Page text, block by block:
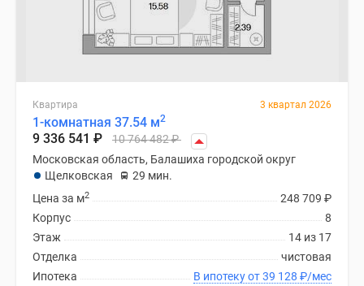
Квартира 3 квартал 2026
1-комнатная 37.54 м2
9 336 541 ₽ 10 764 482₽
Московская область, Балашиха городской округ
Щелковская
29 мин.
248 709 ₽
Цена за м2
8
Корпус
14 из 17
Этаж
чистовая
Отделка
В ипотеку от 39 128 ₽/мес
Ипотека